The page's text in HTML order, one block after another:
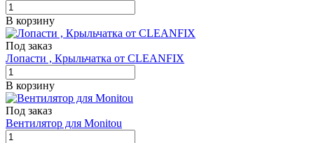
В корзину
Под заказ
Лопасти , Крыльчатка от CLEANFIX
В корзину
Под заказ
Вентилятор для Monitou